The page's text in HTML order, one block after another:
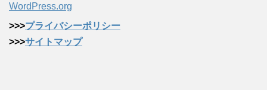
WordPress.org
>>>プライバシーポリシー
>>>サイトマップ